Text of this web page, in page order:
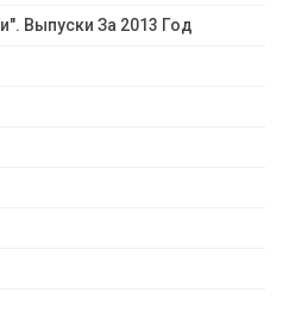
Выпуски За 2013 Год